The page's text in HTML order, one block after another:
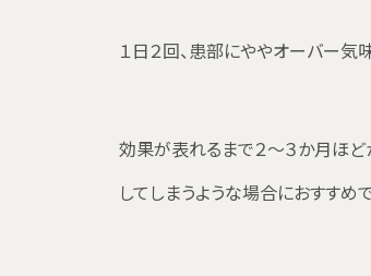
１日２回、患部にややオーバー気
効果が表れるまで２～３か月ほど
してしまうような場合におすすめで